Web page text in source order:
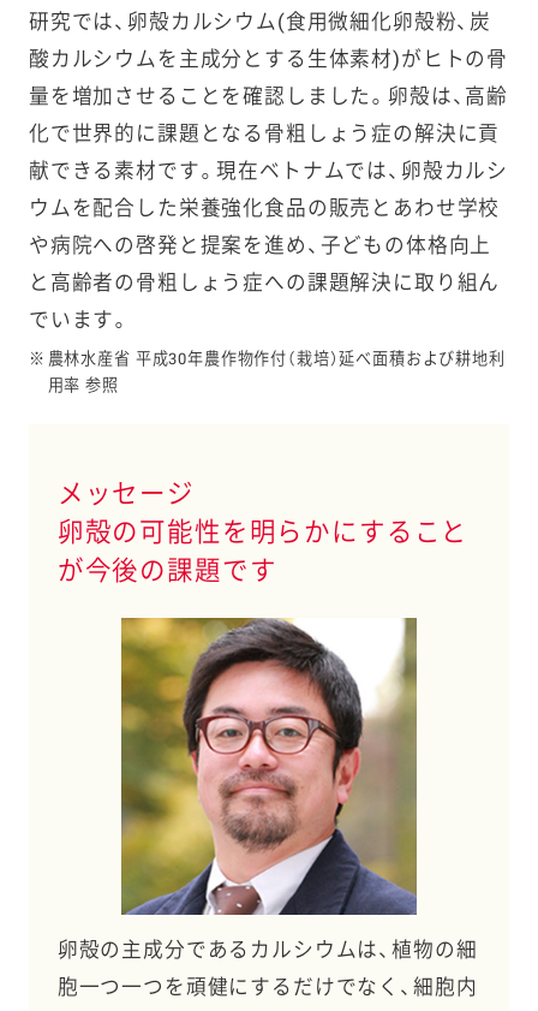
研究では、卵殻カルシウム(食用微細化卵殻粉、炭
酸カルシウムを主成分とする生体素材)がヒトの骨
量を増加させることを確認しました。卵殻は、高齢
化で世界的に課題となる骨粗しょう症の解決に貢
献できる素材です。現在ベトナムでは、卵殻カルシ
ウムを配合した栄養強化食品の販売とあわせ学校
や病院への啓発と提案を進め、子どもの体格向上
と高齢者の骨粗しょう症への課題解決に取り組ん
でいます。
※ 農林水産省 平成30年農作物作付（栽培）延べ面積および耕地利
用率 参照
メッセージ
卵殻の可能性を明らかにすること
が今後の課題です
卵殻の主成分であるカルシウムは、植物の細
胞一つ一つを頑健にするだけでなく、細胞内